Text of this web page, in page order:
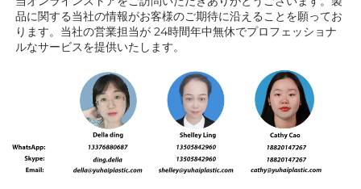
品に関する当社の情報がお客様のご期待に沿えることを願ってお
ります。当社の営業担当が 24時間年中無休でプロフェッショナ
ルなサービスを提供いたします。